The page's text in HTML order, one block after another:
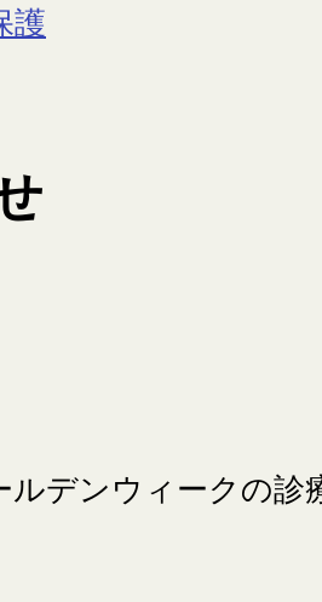
デンウィークの診